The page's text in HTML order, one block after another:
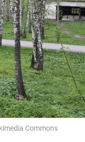
Commons